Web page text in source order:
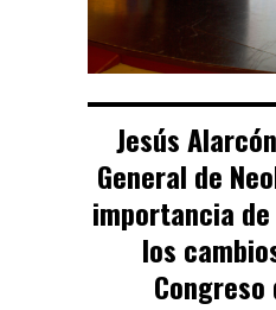
Jesús
General de
importancia
los
Congreso